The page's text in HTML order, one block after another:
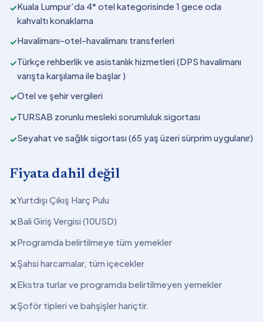
✓Kuala Lumpur’da 4* otel kategorisinde 1 gece oda
kahvaltı konaklama
✓Havalimanı-otel-havalimanı transferleri
✓Türkçe rehberlik ve asistanlık hizmetleri (DPS havalimanı
varışta karşılama ile başlar )
✓Otel ve şehir vergileri
✓TURSAB zorunlu mesleki sorumluluk sigortası
✓Seyahat ve sağlık sigortası (65 yaş üzeri sürprim uygulanır)
Fiyata dahil değil
✕Yurtdışı Çıkış Harç Pulu
✕Bali Giriş Vergisi (10USD)
✕Programda belirtilmeye tüm yemekler
✕Şahsi harcamalar, tüm içecekler
✕Ekstra turlar ve programda belirtilmeyen yemekler
✕Şoför tipleri ve bahşişler hariçtir.